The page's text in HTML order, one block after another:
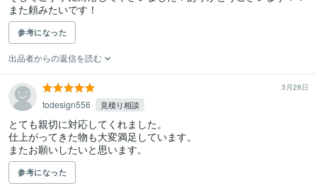
参考になった
出品者からの返信を読む
3月28日
todesign556 見積り相談
とても親切に対応してくれました。
仕上がってきた物も大変満足しています。
またお願いしたいと思います。
参考になった